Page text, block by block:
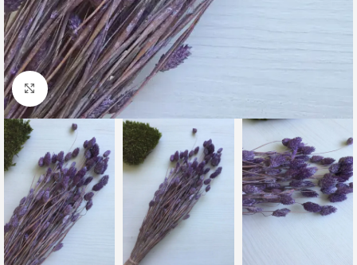
Клацніть, щоб збільшити